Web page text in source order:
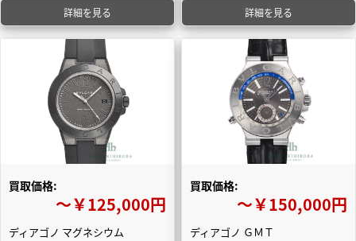
詳細を見る 詳細を見る
買取価格:
〜￥125,000円
ディアゴノ マグネシウム
買取価格:
〜￥150,000円
ディアゴノ ＧＭＴ